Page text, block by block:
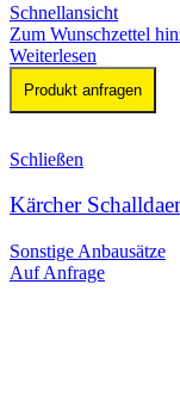
Schnellansicht
Zum Wunschzettel
Weiterlesen
Produkt anfragen
Schließen
Kärcher
Sonstige Anbausätze
Auf Anfrage